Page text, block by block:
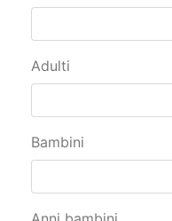
Adulti
Bambini
Anni bambini